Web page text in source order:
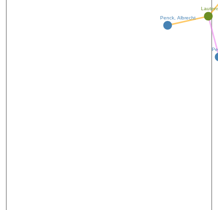
Penck, Albrecht